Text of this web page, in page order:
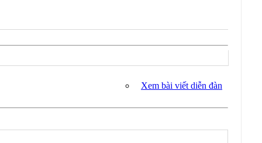
Xem bài viết diễn đàn